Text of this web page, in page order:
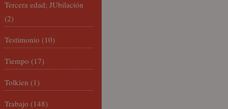
Tercera edad; JUbilación
(2)
Testimonio (10)
Tiempo (17)
Tolkien (1)
Trabajo (148)